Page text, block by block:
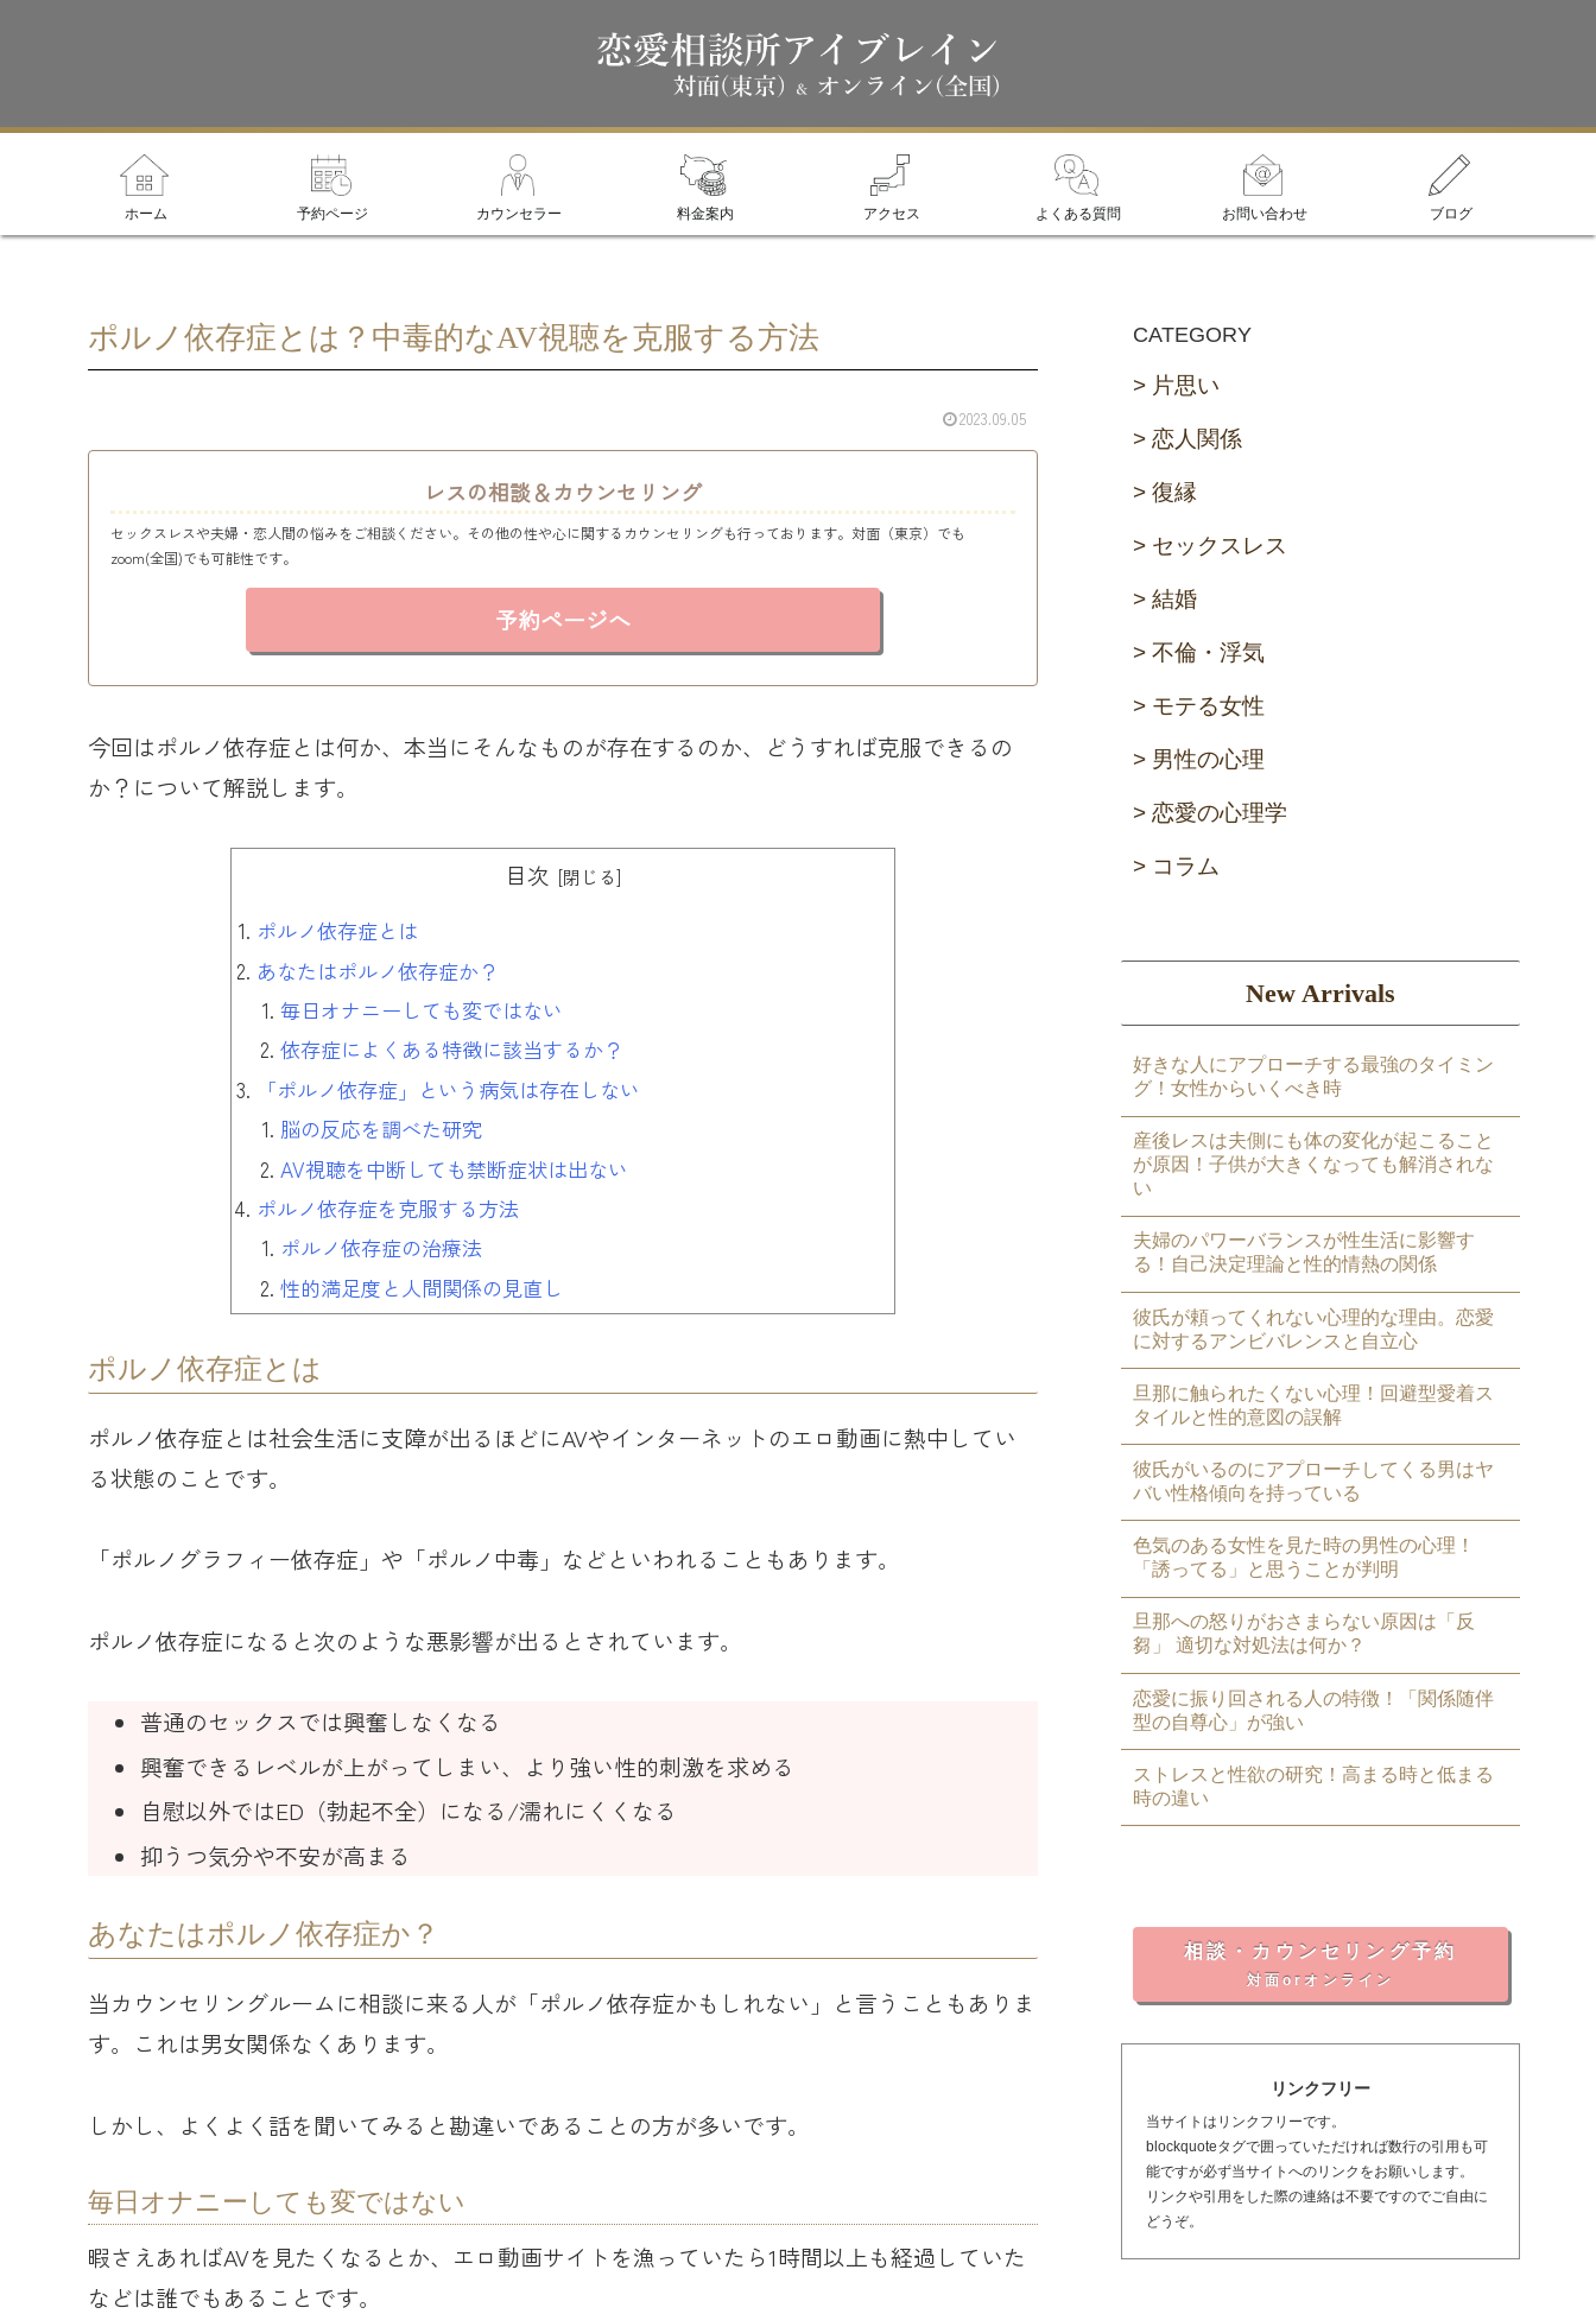
ホーム 予約ページ カウンセラー 料金案内 アクセス よくある質問 お問い合わせ ブログ
ポルノ依存症とは？中毒的なAV視聴を克服する方法
2023.09.05
レスの相談＆カウンセリング
セックスレスや夫婦・恋人間の悩みをご相談ください。その他の性や心に関するカウンセリングも行っております。対面（東京）でも
zoom(全国)でも可能性です。
予約ページへ
今回はポルノ依存症とは何か、本当にそんなものが存在するのか、どうすれば克服できるの
か？について解説します。
目次
ポルノ依存症とは
あなたはポルノ依存症か？
毎日オナニーしても変ではない
依存症によくある特徴に該当するか？
「ポルノ依存症」という病気は存在しない
脳の反応を調べた研究
AV視聴を中断しても禁断症状は出ない
ポルノ依存症を克服する方法
ポルノ依存症の治療法
性的満足度と人間関係の見直し
ポルノ依存症とは
ポルノ依存症とは社会生活に支障が出るほどにAVやインターネットのエロ動画に熱中してい
る状態のことです。
「ポルノグラフィー依存症」や「ポルノ中毒」などといわれることもあります。
ポルノ依存症になると次のような悪影響が出るとされています。
普通のセックスでは興奮しなくなる
興奮できるレベルが上がってしまい、より強い性的刺激を求める
自慰以外ではED（勃起不全）になる/濡れにくくなる
抑うつ気分や不安が高まる
あなたはポルノ依存症か？
当カウンセリングルームに相談に来る人が「ポルノ依存症かもしれない」と言うこともありま
す。これは男女関係なくあります。
しかし、よくよく話を聞いてみると勘違いであることの方が多いです。
毎日オナニーしても変ではない
暇さえあればAVを見たくなるとか、エロ動画サイトを漁っていたら1時間以上も経過していた
などは誰でもあることです。
CATEGORY
片思い
恋人関係
復縁
セックスレス
結婚
不倫・浮気
モテる女性
男性の心理
恋愛の心理学
コラム
New Arrivals
好きな人にアプローチする最強のタイミン
グ！女性からいくべき時
産後レスは夫側にも体の変化が起こること
が原因！子供が大きくなっても解消されな
い
夫婦のパワーバランスが性生活に影響す
る！自己決定理論と性的情熱の関係
彼氏が頼ってくれない心理的な理由。恋愛
に対するアンビバレンスと自立心
旦那に触られたくない心理！回避型愛着ス
タイルと性的意図の誤解
彼氏がいるのにアプローチしてくる男はヤ
バい性格傾向を持っている
色気のある女性を見た時の男性の心理！
「誘ってる」と思うことが判明
旦那への怒りがおさまらない原因は「反
芻」 適切な対処法は何か？
恋愛に振り回される人の特徴！「関係随伴
型の自尊心」が強い
ストレスと性欲の研究！高まる時と低まる
時の違い
相談・カウンセリング予約
対面orオンライン
リンクフリー
当サイトはリンクフリーです。
blockquoteタグで囲っていただければ数行の引用も可
能ですが必ず当サイトへのリンクをお願いします。
リンクや引用をした際の連絡は不要ですのでご自由に
どうぞ。